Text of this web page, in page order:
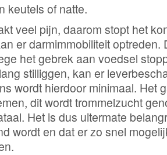
keutels of natte.
veel pijn, daarom stopt het
er darmimmobiliteit optreden.
het gebrek aan voedsel
stilliggen, kan er
wordt hierdoor minimaal. Het
dit wordt trommelzucht
Het is dus uitermate
wordt en dat er zo snel